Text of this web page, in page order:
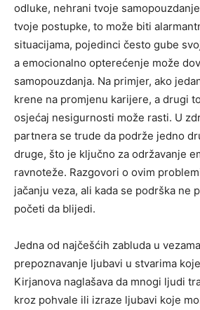
odluke, nehrani tvoje
tvoje postupke, to može biti
situacijama, pojedinci često gube
a emocionalno opterećenje može
samopouzdanja. Na primjer, ako
krene na promjenu karijere, a drugi
osjećaj nesigurnosti može rasti. U
partnera se trude da podrže jedno
druge, što je ključno za održavanje
ravnoteže. Razgovori o ovim
jačanju veza, ali kada se podrška ne
početi da blijedi.
Jedna od najčešćih zabluda u
prepoznavanje ljubavi u stvarima
Kirjanova naglašava da mnogi ljudi
kroz pohvale ili izraze ljubavi koje